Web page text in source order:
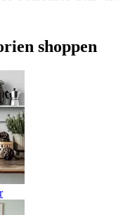
shoppen